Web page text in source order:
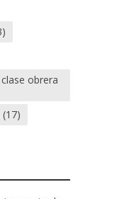
obrera
(17)